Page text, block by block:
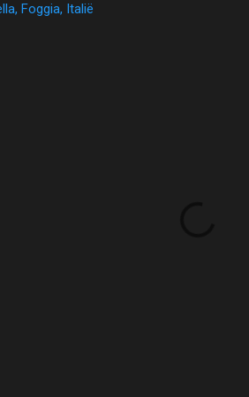
Foggia, Italië